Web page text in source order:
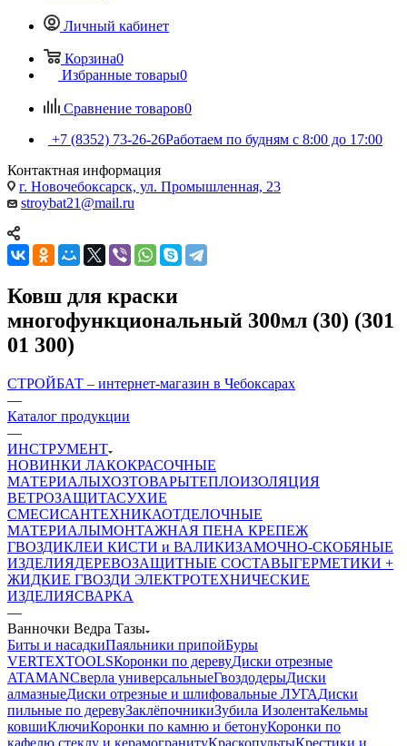
Личный кабинет
Корзина0
Избранные товары0
Сравнение товаров0
+7 (8352) 73-26-26Работаем по будням с 8:00 до 17:00
Контактная информация
г. Новочебоксарск, ул. Промышленная, 23
stroybat21@mail.ru
Ковш для краски
многофункциональный 300мл (30) (301
01 300)
СТРОЙБАТ – интернет-магазин в Чебоксарах
—
Каталог продукции
—
ИНСТРУМЕНТ
НОВИНКИ ЛАКОКРАСОЧНЫЕ
МАТЕРИАЛЫХОЗТОВАРЫТЕПЛОИЗОЛЯЦИЯ
ВЕТРОЗАЩИТАСУХИЕ
СМЕСИСАНТЕХНИКАОТДЕЛОЧНЫЕ
МАТЕРИАЛЫМОНТАЖНАЯ ПЕНА КРЕПЕЖ
ГВОЗДИКЛЕИ КИСТИ и ВАЛИКИЗАМОЧНО-СКОБЯНЫЕ
ИЗДЕЛИЯДЕРЕВОЗАЩИТНЫЕ СОСТАВЫГЕРМЕТИКИ +
ЖИДКИЕ ГВОЗДИ ЭЛЕКТРОТЕХНИЧЕСКИЕ
ИЗДЕЛИЯСВАРКА
—
Ванночки Ведра Тазы
Биты и насадкиПаяльники припойБуры
VERTEXTOOLSКоронки по деревуДиски отрезные
ATAMANСверла универсальныеГвоздодерыДиски
алмазныеДиски отрезные и шлифовальные ЛУГАДиски
пильные по деревуЗаклёпочникиЗубила ИзолентаКельмы
ковшиКлючиКоронки по камню и бетонуКоронки по
кафелю,стеклу и керамогранитуКраскопультыКрестики и